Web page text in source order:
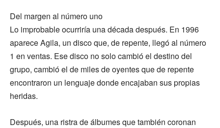
Del margen al número uno
Lo improbable ocurriría una década después. En 1996
aparece Agila, un disco que, de repente, llegó al número
1 en ventas. Ese disco no solo cambió el destino del
grupo, cambió el de miles de oyentes que de repente
encontraron un lenguaje donde encajaban sus propias
heridas.
Después, una ristra de álbumes que también coronan